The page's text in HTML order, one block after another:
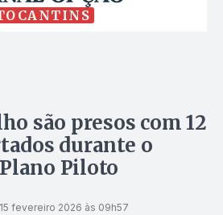
são presos com 12
durante o
Piloto
15 fevereiro 2026 às 09h57